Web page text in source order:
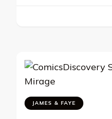
JAMES & FAYE